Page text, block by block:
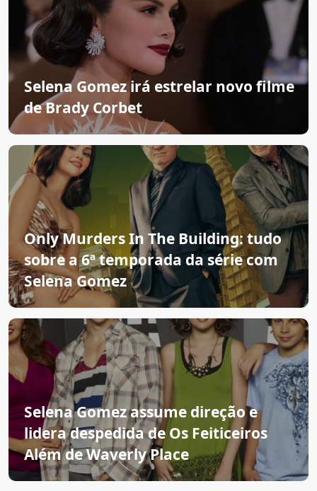
Selena Gomez irá estrelar novo filme
de Brady Corbet
Only Murders In The Building: tudo
sobre a 6ª temporada da série com
Selena Gomez
Selena Gomez assume direção e
lidera despedida de Os Feiticeiros
Além de Waverly Place